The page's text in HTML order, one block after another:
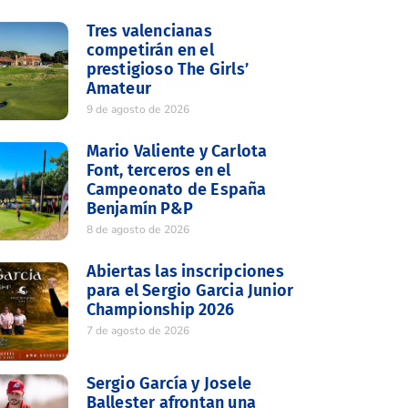
Tres valencianas
competirán en el
prestigioso The Girls’
Amateur
9 de agosto de 2026
Mario Valiente y Carlota
Font, terceros en el
Campeonato de España
Benjamín P&P
8 de agosto de 2026
Abiertas las inscripciones
para el Sergio Garcia Junior
Championship 2026
7 de agosto de 2026
Sergio García y Josele
Ballester afrontan una